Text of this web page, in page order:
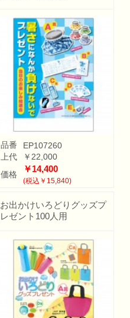
品番
EP107260
上代
￥22,000
価格
￥14,400
(税込￥15,840)
お出かけいろどりグッズプ
レゼント100人用